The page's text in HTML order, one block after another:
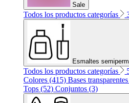
Sale
Todos los productos categorías
Esmaltes
Todos los productos categorías
Colores (415) Bases
Tops (52) Conjuntos (3)